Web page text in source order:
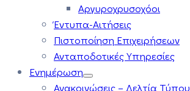
Αργυροχρυσοχόοι
Έντυπα-Αιτήσεις
Πιστοποίηση Επιχειρήσεων
Ανταποδοτικές Υπηρεσίες
Ενημέρωση
Ανακοινώσεις – Δελτία Τύπου